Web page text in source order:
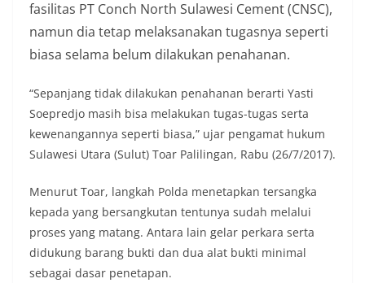
fasilitas PT Conch North Sulawesi Cement (CNSC),
namun dia tetap melaksanakan tugasnya seperti
biasa selama belum dilakukan penahanan.
“Sepanjang tidak dilakukan penahanan berarti Yasti
Soepredjo masih bisa melakukan tugas-tugas serta
kewenangannya seperti biasa,” ujar pengamat hukum
Sulawesi Utara (Sulut) Toar Palilingan, Rabu (26/7/2017).
Menurut Toar, langkah Polda menetapkan tersangka
kepada yang bersangkutan tentunya sudah melalui
proses yang matang. Antara lain gelar perkara serta
didukung barang bukti dan dua alat bukti minimal
sebagai dasar penetapan.